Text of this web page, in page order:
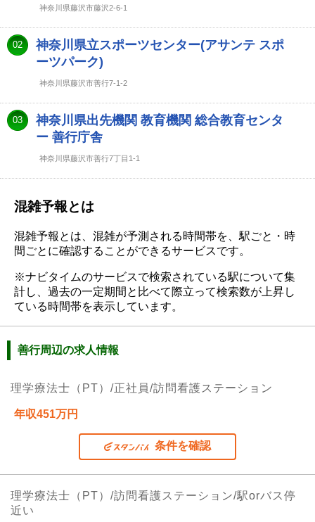
神奈川県藤沢市藤沢2-6-1
02
神奈川県立スポーツセンター(アサンテ スポ
ーツパーク)
神奈川県藤沢市善行7-1-2
03
神奈川県出先機関 教育機関 総合教育センタ
ー 善行庁舎
神奈川県藤沢市善行7丁目1-1
混雑予報とは
混雑予報とは、混雑が予測される時間帯を、駅ごと・時
間ごとに確認することができるサービスです。
※ナビタイムのサービスで検索されている駅について集
計し、過去の一定期間と比べて際立って検索数が上昇し
ている時間帯を表示しています。
善行周辺の求人情報
理学療法士（PT）/正社員/訪問看護ステーション
年収451万円
条件を確認
理学療法士（PT）/訪問看護ステーション/駅orバス停
近い